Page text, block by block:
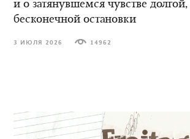
и о затянувшемся чувстве долгой,
бесконечной остановки
3 ИЮЛЯ 2026 14962